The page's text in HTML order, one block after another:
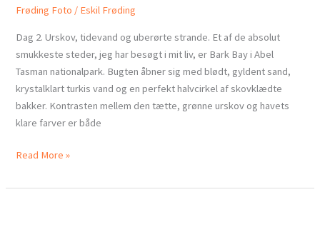
Frøding Foto / Eskil Frøding
Dag 2. Urskov, tidevand og uberørte strande. Et af de absolut
smukkeste steder, jeg har besøgt i mit liv, er Bark Bay i Abel
Tasman nationalpark. Bugten åbner sig med blødt, gyldent sand,
krystalklart turkis vand og en perfekt halvcirkel af skovklædte
bakker. Kontrasten mellem den tætte, grønne urskov og havets
klare farver er både
–
Zealand
(2)
Read More »